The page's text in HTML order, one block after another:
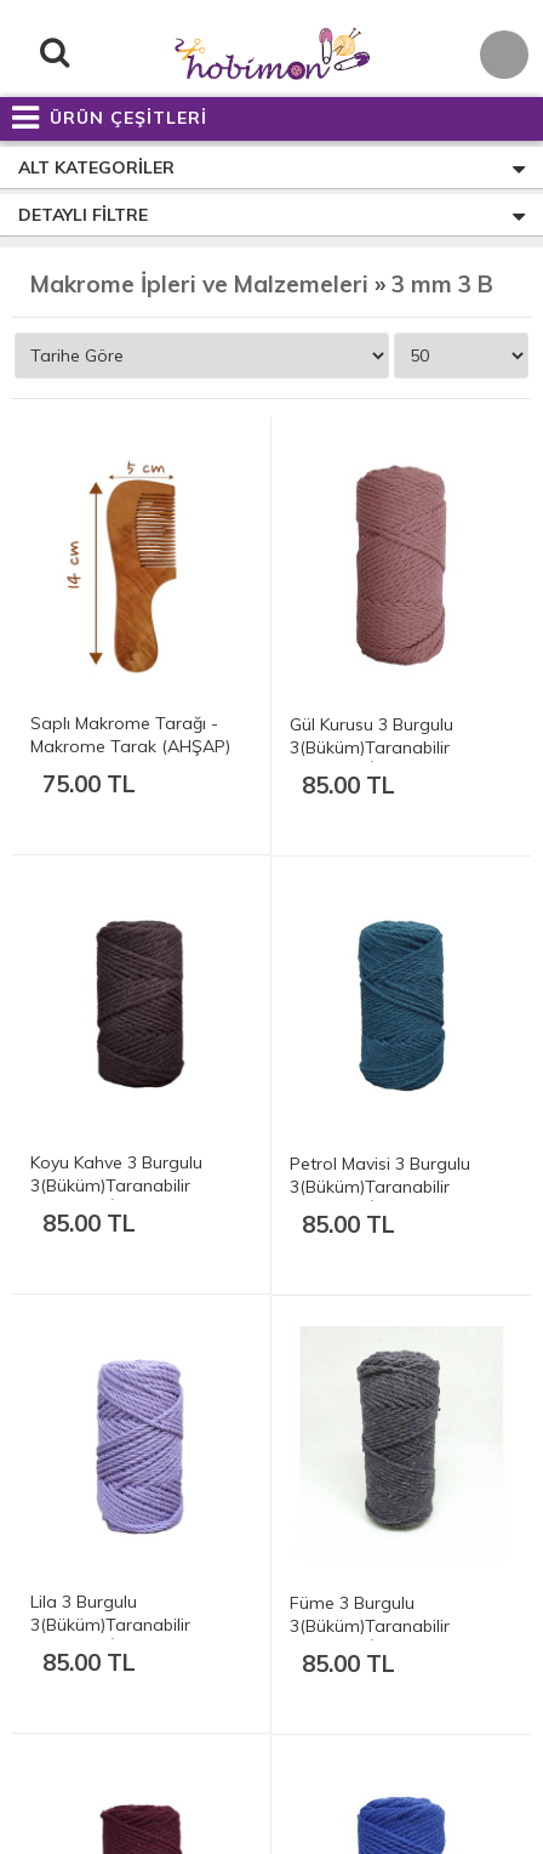
ÜRÜN ÇEŞİTLERİ
ALT KATEGORILER
DETAYLI FILTRE
Makrome İpleri ve Malzemeleri » 3 mm 3 Burgulu (3 Büküm) Taranabilir Makrome İpleri
Saplı Makrome Tarağı -
Makrome Tarak (AHŞAP)
75.00 TL
Gül Kurusu 3 Burgulu
3(Büküm)Taranabilir
85.00 TL
Koyu Kahve 3 Burgulu
3(Büküm)Taranabilir
85.00 TL
Petrol Mavisi 3 Burgulu
3(Büküm)Taranabilir
85.00 TL
Lila 3 Burgulu
3(Büküm)Taranabilir
85.00 TL
Füme 3 Burgulu
3(Büküm)Taranabilir
85.00 TL